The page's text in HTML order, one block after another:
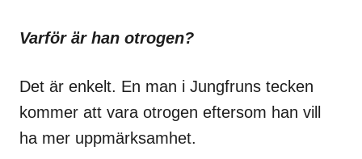
Varför är han otrogen?
Det är enkelt. En man i Jungfruns tecken
kommer att vara otrogen eftersom han vill
ha mer uppmärksamhet.